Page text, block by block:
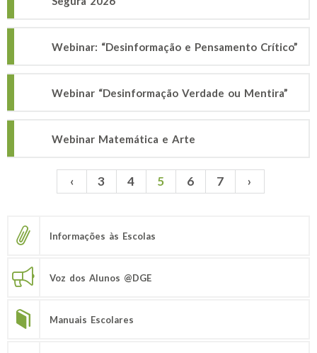
Webinar: “Desinformação e Pensamento Crítico”
Webinar “Desinformação Verdade ou Mentira”
Webinar Matemática e Arte
Páginas ‹ 3 4 5 6 7 ›
Informações às Escolas
Voz dos Alunos @DGE
Manuais Escolares